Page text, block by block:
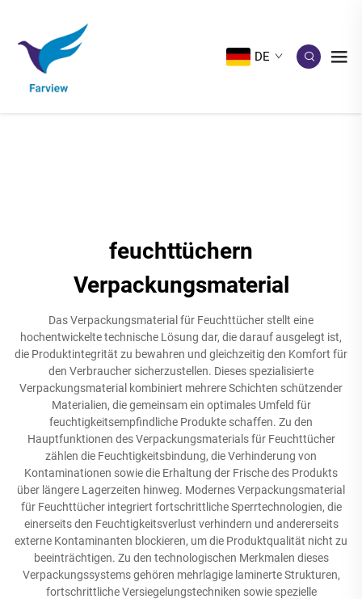
DE
feuchttüchern
Verpackungsmaterial
Das Verpackungsmaterial für Feuchttücher stellt eine
hochentwickelte technische Lösung dar, die darauf ausgelegt ist,
die Produktintegrität zu bewahren und gleichzeitig den Komfort für
den Verbraucher sicherzustellen. Dieses spezialisierte
Verpackungsmaterial kombiniert mehrere Schichten schützender
Materialien, die gemeinsam ein optimales Umfeld für
feuchtigkeitsempfindliche Produkte schaffen. Zu den
Hauptfunktionen des Verpackungsmaterials für Feuchttücher
zählen die Feuchtigkeitsbindung, die Verhinderung von
Kontaminationen sowie die Erhaltung der Frische des Produkts
über längere Lagerzeiten hinweg. Modernes Verpackungsmaterial
für Feuchttücher integriert fortschrittliche Sperrtechnologien, die
einerseits den Feuchtigkeitsverlust verhindern und andererseits
externe Kontaminanten blockieren, um die Produktqualität nicht zu
beeinträchtigen. Zu den technologischen Merkmalen dieses
Verpackungssystems gehören mehrlagige laminerte Strukturen,
fortschrittliche Versiegelungstechniken sowie spezielle